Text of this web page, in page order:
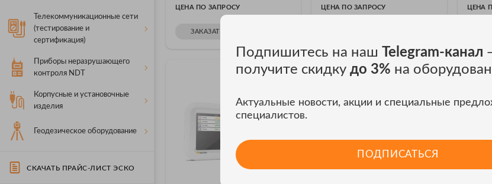
Телекоммуникационные сети
(тестирование и
сертификация)
Приборы неразрушающего
контроля NDT
Корпусные и установочные
изделия
Геодезическое оборудование
СКАЧАТЬ ПРАЙС-ЛИСТ ЭСКО
ЦЕНА ПО ЗАПРОСУ
ЗАКАЗАТЬ В ОДИН КЛИК
ЦЕНА ПО ЗАПРОСУ ЦЕНА
Подпишитесь на наш Telegram-канал
получите скидку до 3% на
Актуальные новости, акции и специальные
специалистов.
ПОДПИСАТЬСЯ